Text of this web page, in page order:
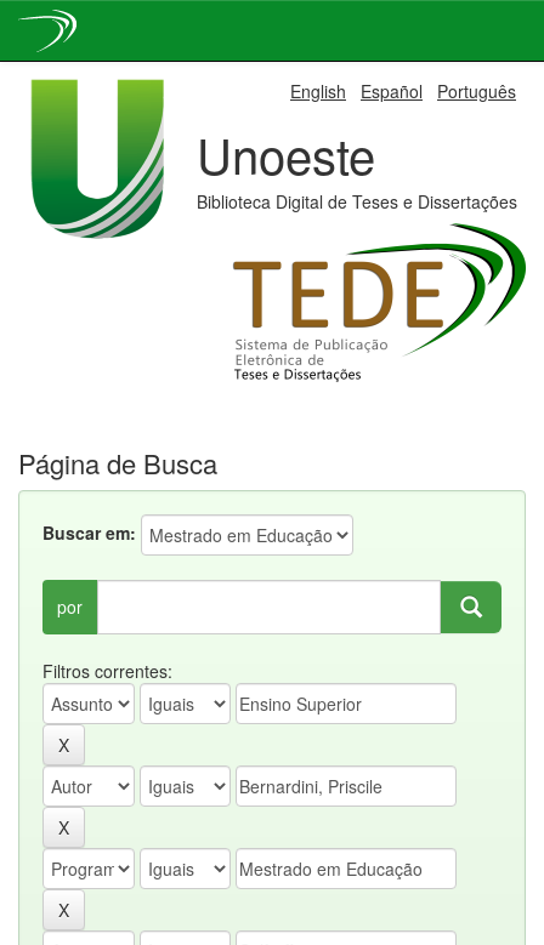
English Español Português
Unoeste
Biblioteca Digital de Teses e Dissertações
Página de Busca
Buscar em:
por
Filtros correntes: